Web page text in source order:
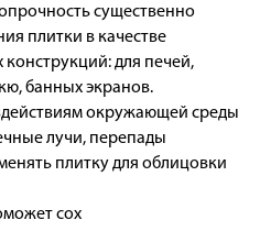
существенно
плитки в качестве
для печей,
банных экранов.
окружающей среды
лучи, перепады
плитку для облицовки
сох